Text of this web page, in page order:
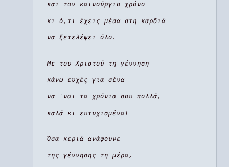
και τον καινούργιο χρόνο
κι ό,τι έχεις μέσα στη καρδιά
να ξετελέψει όλο.
Με του Χριστού τη γέννηση
κάνω ευχές για σένα
να 'ναι τα χρόνια σου πολλά,
καλά κι ευτυχισμένα!
Όσα κεριά ανάψουνε
της γέννησης τη μέρα,